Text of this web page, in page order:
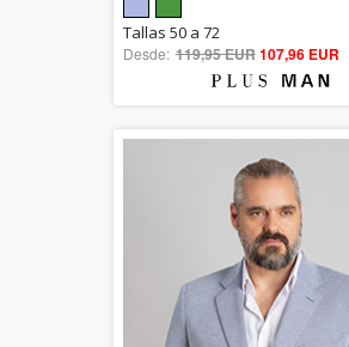
out of 5
Tallas 50 a 72
Desde: 119,95 EUR107,96 EUR